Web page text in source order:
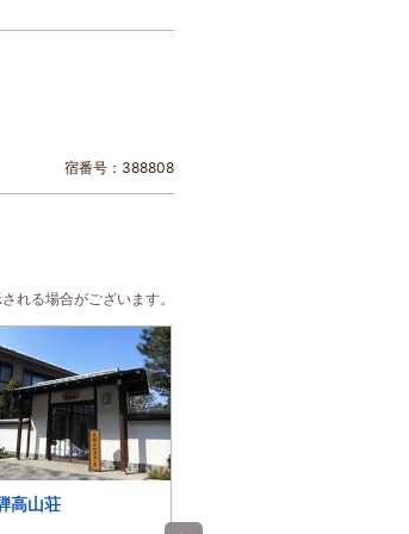
宿番号：388808
れる場合がございます。
高山荘